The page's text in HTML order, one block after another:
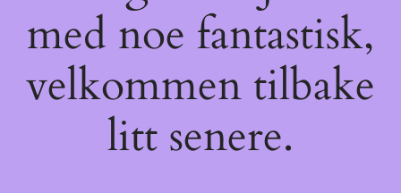
med noe fantastisk,
velkommen tilbake
litt senere.